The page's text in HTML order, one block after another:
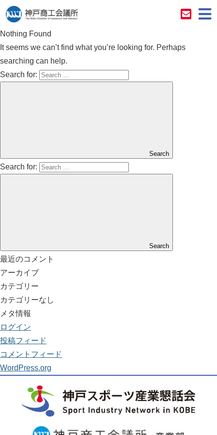
Nothing Found
It seems we can’t find what you’re looking for. Perhaps
searching can help.
Search for:
Search
Search for:
Search
最近のコメント
アーカイブ
カテゴリー
カテゴリーなし
メタ情報
ログイン
投稿フィード
コメントフィード
WordPress.org